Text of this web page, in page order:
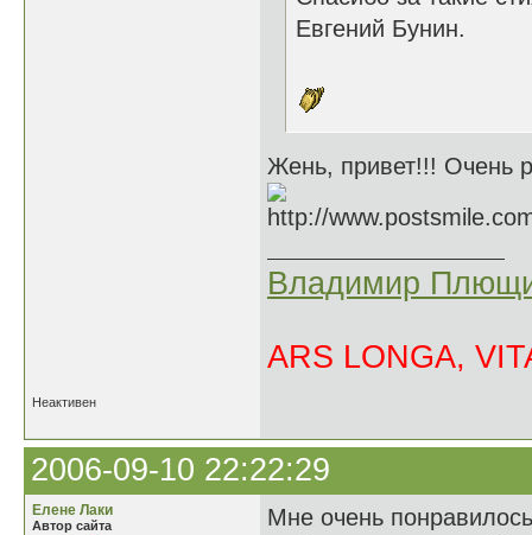
Евгений Бунин.
Жень, привет!!! Очень
Владимир
ARS LONGA,
Неактивен
2006-09-10 22:22:29
Елене Лаки
Автор сайта
Мне очень